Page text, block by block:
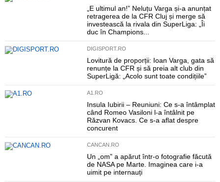
„E ultimul an!” Neluțu Varga și-a anunțat
retragerea de la CFR Cluj și merge să
investească la rivala din SuperLiga: „Îi
duc în Champions...
DIGISPORT.RO
Lovitură de proporții: Ioan Varga, gata să
renunțe la CFR și să preia alt club din
SuperLigă: „Acolo sunt toate condițiile”
A1.RO
Insula Iubirii – Reuniuni: Ce s-a întâmplat
când Romeo Vasiloni l-a întâlnit pe
Răzvan Kovacs. Ce s-a aflat despre
concurent
CANCAN.RO
Un „om” a apărut într-o fotografie făcută
de NASA pe Marte. Imaginea care i-a
uimit pe internauți